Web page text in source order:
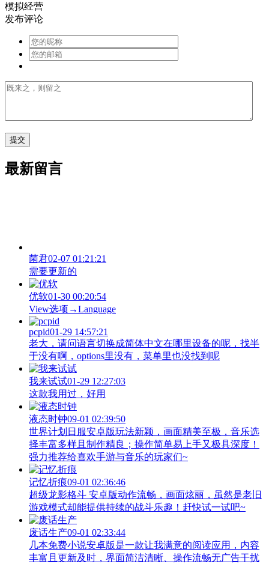
模拟经营
发布评论
最新留言
菌君02-07 01:21:21
需要更新的
优软01-30 00:20:54
View‌选项→Language
pcpid01-29 14:57:21
老大，请问语言切换成简体中文在哪里设备的呢，找半
于没有啊，options里没有，菜单里也没找到呢
我来试试01-29 12:27:03
这款我用过，好用
液态时钟09-01 02:39:50
世界计划日服安卓版玩法新颖，画面精美至极，音乐选
择丰富多样且制作精良；操作简单易上手又极具深度！
强力推荐给喜欢手游与音乐的玩家们~
记忆折痕09-01 02:36:46
超级龙影格斗 安卓版动作流畅，画面炫丽，虽然是老旧
游戏模式却能提供持续的战斗乐趣！赶快试一试吧~
废话生产09-01 02:33:44
几本免费小说安卓版是一款让我满意的阅读应用，内容
丰富且更新及时，界面简洁清晰、操作流畅无广告干扰